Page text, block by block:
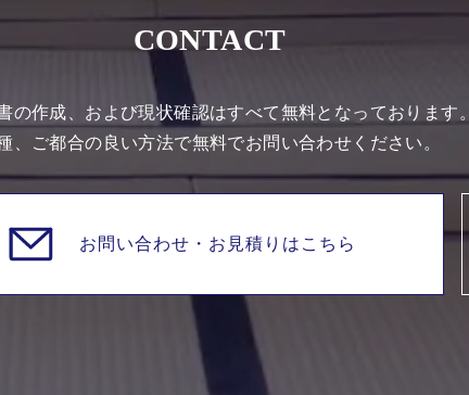
CONTACT
の作成、および現状確認はすべて無料となっております。
、ご都合の良い方法で無料でお問い合わせください。
お問い合わせ・ お見積りはこちら